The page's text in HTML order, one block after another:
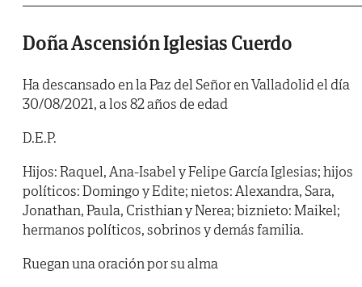
Doña Ascensión Iglesias Cuerdo
Ha descansado en la Paz del Señor en Valladolid el día
30/08/2021, a los 82 años de edad
D.E.P.
Hijos: Raquel, Ana-Isabel y Felipe García Iglesias; hijos
políticos: Domingo y Edite; nietos: Alexandra, Sara,
Jonathan, Paula, Cristhian y Nerea; biznieto: Maikel;
hermanos políticos, sobrinos y demás familia.
Ruegan una oración por su alma